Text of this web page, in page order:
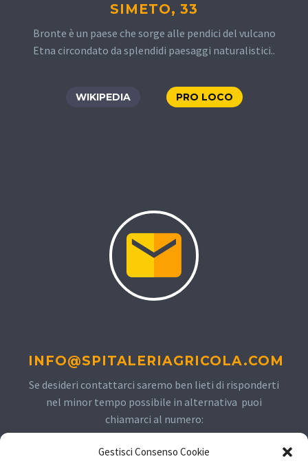
Gestisci Consenso Cookie
SIMETO, 33
Bronte è un paese che sorge alle pendici del vulcano
Etna circondato da splendidi paesaggi naturalistici..
WIKIPEDIA PRO LOCO
INFO@SPITALERIAGRICOLA.COM
Se desideri contattarci saremo ben lieti di risponderti
nel minor tempo possibile in alternativa puoi
chiamarci al numero: